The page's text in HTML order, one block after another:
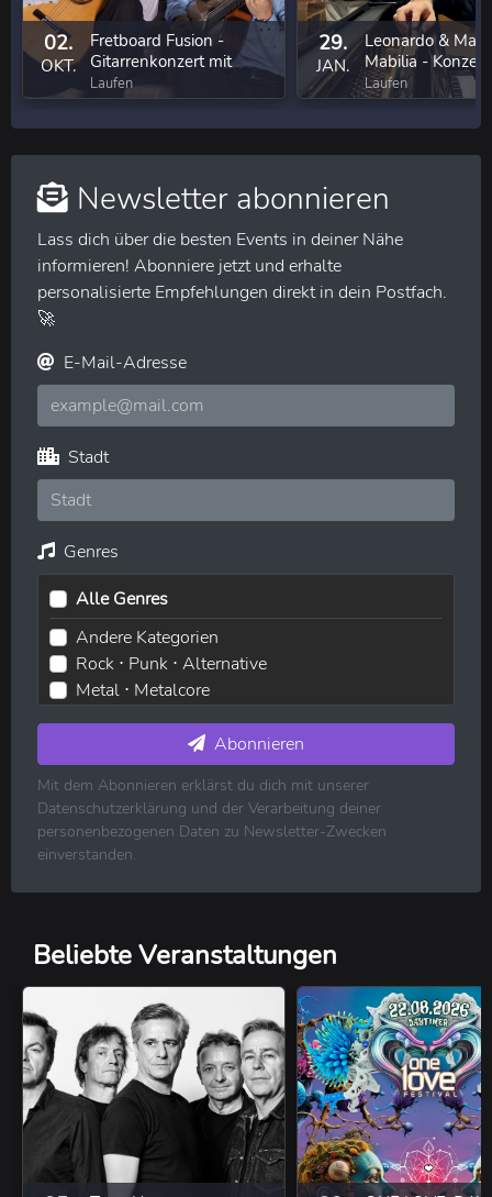
02.
OKT.
Fretboard Fusion -
Gitarrenkonzert mit
Oliver Jungbauer & Mark
Leighton
Laufen
29.
JAN.
Leonardo &
Mabilia -
Klavier und
Laufen
Newsletter abonnieren
Lass dich über die besten Events in deiner Nähe
informieren! Abonniere jetzt und erhalte
personalisierte Empfehlungen direkt in dein Postfach.
🚀
E-Mail-Adresse
Stadt
Genres
Alle Genres
Andere Kategorien
Rock ⋅ Punk ⋅ Alternative
Metal ⋅ Metalcore
Pop ⋅ Dance ⋅ Indie
Hip-Hop ⋅ Rap
R&B ⋅ Soul ⋅ Blues ⋅ Jazz
Volksmusik ⋅ Folk ⋅ Country ⋅ Schlager
Klassische Musik
Abonnieren
Mit dem Abonnieren erklärst du dich mit unserer
Datenschutzerklärung und der Verarbeitung deiner
personenbezogenen Daten zu Newsletter-Zwecken
einverstanden.
Beliebte Veranstaltungen